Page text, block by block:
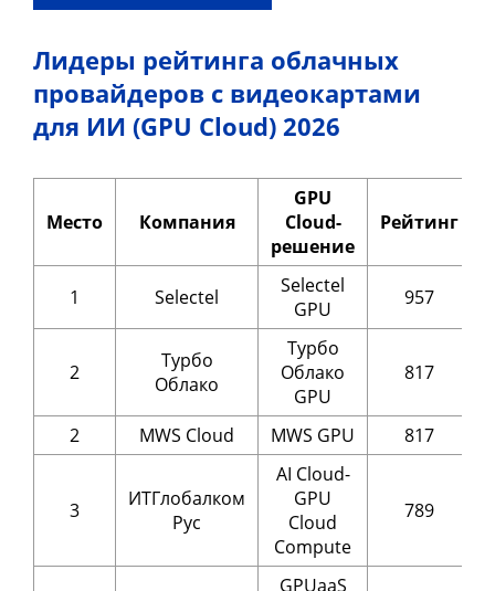
Лидеры рейтинга облачных
провайдеров с видеокартами
для ИИ (GPU Cloud) 2026
Место Компания
GPU
Cloud-
решение
Рейтинг
1 Selectel
Selectel
GPU
957
2
Турбо
Облако
Турбо
Облако
GPU
817
2 MWS Cloud MWS GPU 817
3
ИТГлобалком
Рус
AI Cloud-
GPU
Cloud
Compute
789
GPUaaS